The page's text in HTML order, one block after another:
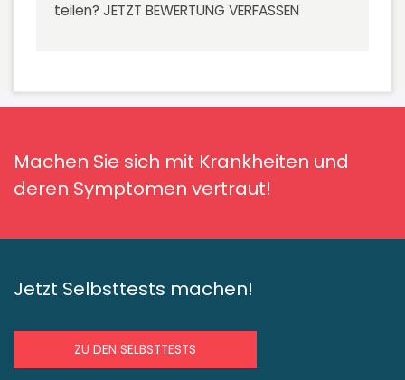
teilen? JETZT BEWERTUNG VERFASSEN
Machen Sie sich mit Krankheiten und
deren Symptomen vertraut!
Jetzt Selbsttests machen!
ZU DEN SELBSTTESTS